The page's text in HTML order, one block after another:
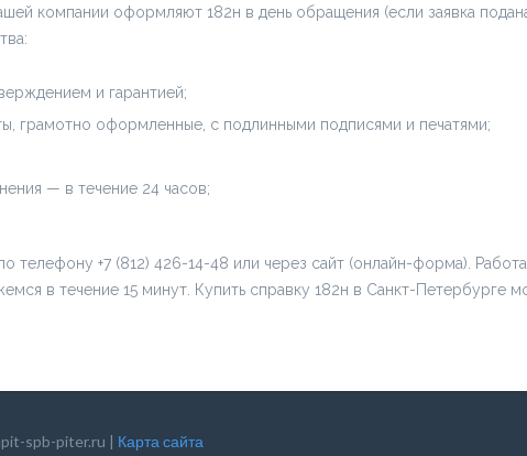
компании оформляют 182н в день обращения (если заявка
и гарантией;
грамотно оформленные, с подлинными подписями и печатями;
— в течение 24 часов;
телефону +7 (812) 426-14-48 или через сайт (онлайн-форма).
в течение 15 минут. Купить справку 182н в Санкт-Петербурге
spb-piter.ru | Карта сайта